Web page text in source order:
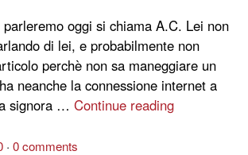
oggi si chiama A.C. Lei non
di lei, e probabilmente non
perchè non sa maneggiare un
neanche la connessione internet a
signora … Continue reading
0 comments